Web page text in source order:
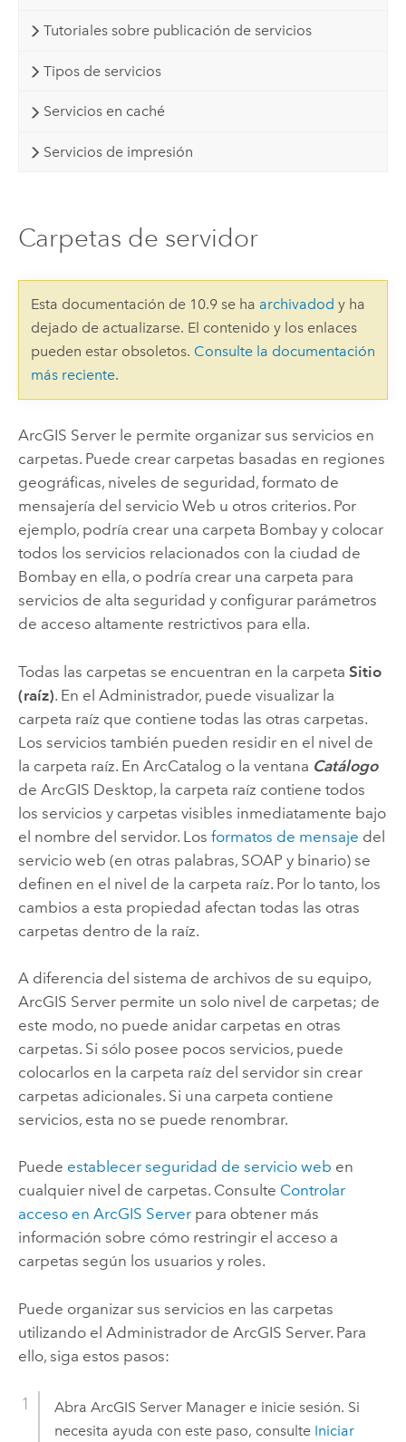
Tutoriales sobre publicación de servicios
Tipos de servicios
Servicios en caché
Servicios de impresión
Carpetas de servidor
Esta documentación de 10.9 se ha archivadod y ha
dejado de actualizarse. El contenido y los enlaces
pueden estar obsoletos. Consulte la documentación
más reciente.
ArcGIS Serverle permite organizar sus servicios en
carpetas. Puede crear carpetas basadas en regiones
geográficas, niveles de seguridad, formato de
mensajería del servicio Web u otros criterios. Por
ejemplo, podría crear una carpeta Bombay y colocar
todos los servicios relacionados con la ciudad de
Bombay en ella, o podría crear una carpeta para
servicios de alta seguridad y configurar parámetros
de acceso altamente restrictivos para ella.
Todas las carpetas se encuentran en la carpeta Sitio
(raíz). En el Administrador, puede visualizar la
carpeta raíz que contiene todas las otras carpetas.
Los servicios también pueden residir en el nivel de
la carpeta raíz. En ArcCatalog o la ventana Catálogo
de ArcGIS Desktop, la carpeta raíz contiene todos
los servicios y carpetas visibles inmediatamente bajo
el nombre del servidor. Los formatos de mensaje del
servicio web (en otras palabras, SOAP y binario) se
definen en el nivel de la carpeta raíz. Por lo tanto, los
cambios a esta propiedad afectan todas las otras
carpetas dentro de la raíz.
A diferencia del sistema de archivos de su equipo,
ArcGIS Serverpermite un solo nivel de carpetas; de
este modo, no puede anidar carpetas en otras
carpetas. Si sólo posee pocos servicios, puede
colocarlos en la carpeta raíz del servidor sin crear
carpetas adicionales. Si una carpeta contiene
servicios, esta no se puede renombrar.
Puede establecer seguridad de servicio web en
cualquier nivel de carpetas. Consulte Controlar
acceso en ArcGIS Serverpara obtener más
información sobre cómo restringir el acceso a
carpetas según los usuarios y roles.
Puede organizar sus servicios en las carpetas
utilizando el Administrador de ArcGIS Server. Para
ello, siga estos pasos:
Abra ArcGIS Server Manager e inicie sesión. Si
necesita ayuda con este paso, consulte Iniciar